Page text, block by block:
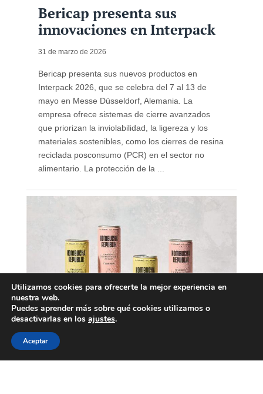
Bericap presenta sus
innovaciones en Interpack
31 de marzo de 2026
Bericap presenta sus nuevos productos en
Interpack 2026, que se celebra del 7 al 13 de
mayo en Messe Düsseldorf, Alemania. La
empresa ofrece sistemas de cierre avanzados
que priorizan la inviolabilidad, la ligereza y los
materiales sostenibles, como los cierres de resina
reciclada posconsumo (PCR) en el sector no
alimentario. La protección de la ...
Nace Kombucha Republik,
Utilizamos cookies para ofrecerte la mejor experiencia en
nuestra web.
Puedes aprender más sobre qué cookies utilizamos o
desactivarlas en los ajustes.
Aceptar